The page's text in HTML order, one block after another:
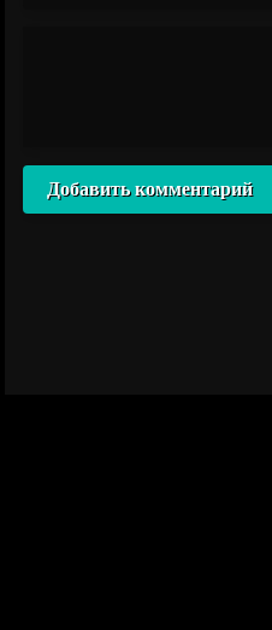
Добавить комментарий